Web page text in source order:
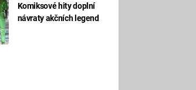
Komiksové hity doplní
návraty akčních legend